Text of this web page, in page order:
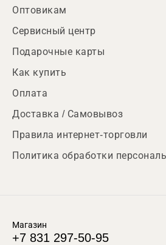
Оптовикам
Сервисный центр
Подарочные карты
Как купить
Оплата
Доставка / Самовывоз
Правила интернет-торговли
Политика обработки
Магазин
+7 831 297-50-95